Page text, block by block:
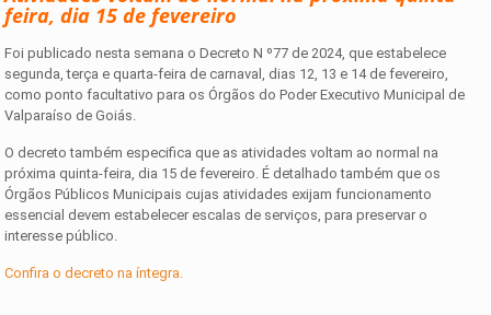
feira, dia 15 de fevereiro
Foi publicado nesta semana o Decreto N º77 de 2024, que estabelece
segunda, terça e quarta-feira de carnaval, dias 12, 13 e 14 de fevereiro,
como ponto facultativo para os Órgãos do Poder Executivo Municipal de
Valparaíso de Goiás.
O decreto também especifica que as atividades voltam ao normal na
próxima quinta-feira, dia 15 de fevereiro. É detalhado também que os
Órgãos Públicos Municipais cujas atividades exijam funcionamento
essencial devem estabelecer escalas de serviços, para preservar o
interesse público.
Confira o decreto na íntegra.